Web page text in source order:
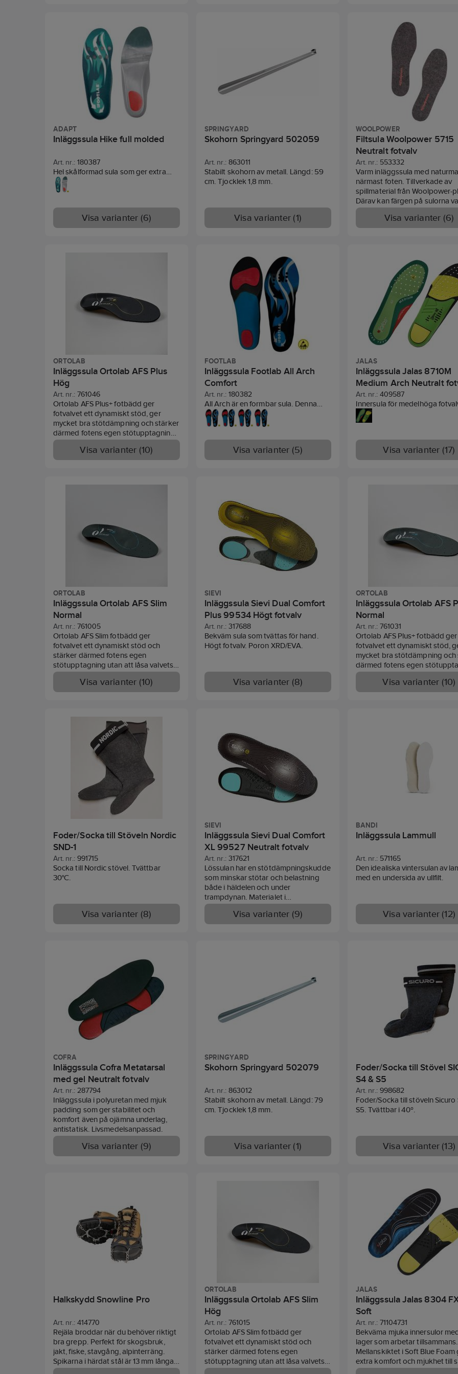
ADAPT
Inläggssula Hike full molded
Art. nr.: 180387
Hel skålformad sula som ger extra
avlastning för häl och mellanfot.
CellFoam. Temperatur, fukt och
neutralt fotvalv. Tvättbar i 40°C.
Livsmedelsanpassad.
Visa varianter (6)
SPRINGYARD
Skohorn Springyard 502059
Art. nr.: 863011
Stabilt skohorn av metall. Längd: 59
cm. Tjocklek 1,8 mm.
Visa varianter (1)
WOOLPOWER
Filtsula Woolpower 5715
Neutralt fotvalv
Art. nr.: 553332
Varm inläggssula med
närmast foten. Tillverkade av
spillmaterial från Woolpower-
Därav kan färgen på sulorna
Kombinera gärna med
merinoull. Tvättbar. Merinoullen
sulan motverkar dålig lukt.
Visa varianter (6)
ORTOLAB
Inläggssula Ortolab AFS Plus
Hög
Art. nr.: 761046
Ortolab AFS Plus+ fotbädd ger
fotvalvet ett dynamiskt stöd, ger
mycket bra stötdämpning och stärker
därmed fotens egen stötupptagning
utan att låsa valvets naturliga rörelse.
Har en dynamisk pelott
("framfotskudde") som stöd för det
Visa varianter (10)
FOOTLAB
Inläggssula Footlab All Arch
Comfort
Art. nr.: 180382
All Arch är en formbar sula. Denna
sula passar alla typer av fotvalv tack
vare att den är formbar. All arch är
trampdyna samt hälen. En stabil sula
med stötdämpning för ett bekvämare
steg. Du kan värma sulan för en bättre
Visa varianter (5)
JALAS
Inläggssula Jalas 8710M
Medium Arch Neutralt
Art. nr.: 409587
Innersula för medelhöga
Perfekt för dig som vill göra
Jalas® skor ännu säkrare och
stötdämpningszoner i
vilket minskar risken för skador
ökar bekvämligheten. Den är
Poron® XRD®.
Visa varianter (17)
ORTOLAB
Inläggssula Ortolab AFS Slim
Normal
Art. nr.: 761005
Ortolab AFS Slim fotbädd ger
fotvalvet ett dynamiskt stöd och
stärker därmed fotens egen
stötupptagning utan att låsa valvets
naturliga rörelse. Har en dynamisk
pelott ("framfotskudde") som stöd för
det främre fotvalvet. Passar dig med
med mindre plats.
Visa varianter (10)
SIEVI
Inläggssula Sievi Dual Comfort
Plus 99534 Högt fotvalv
Art. nr.: 317688
Bekväm sula som tvättas för hand.
Högt fotvalv. Poron XRD/EVA.
Visa varianter (8)
ORTOLAB
Inläggssula Ortolab AFS
Normal
Art. nr.: 761031
Ortolab AFS Plus+ fotbädd ger
fotvalvet ett dynamiskt stöd,
mycket bra stötdämpning och
därmed fotens egen
utan att låsa valvets naturliga
Har en dynamisk pelott
("framfotskudde") som stöd
häl. Formgjuten sula.
Visa varianter (10)
Foder/Socka till Stöveln Nordic
SND-1
Art. nr.: 991715
Socka till Nordic stövel. Tvättbar
30°C.
Visa varianter (8)
SIEVI
Inläggssula Sievi Dual Comfort
XL 99527 Neutralt fotvalv
Art. nr.: 317621
Lössulan har en stötdämpningskudde
som minskar stötar och belastning
både i häldelen och under
trampdynan. Materialet i
stötdämpningskudden, PORON, är
mycket hållbart och behåller sina
egenskaper utan att förstöras även
Visa varianter (9)
BANDI
Inläggssula Lammull
Art. nr.: 571165
Den idealiska vintersulan av
med en undersida av ullfilt.
Visa varianter (12)
COFRA
Inläggssula Cofra Metatarsal
med gel Neutralt fotvalv
Art. nr.: 287794
Inläggssula i polyuretan med mjuk
padding som ger stabilitet och
komfort även på ojämna underlag,
antistatisk. Livsmedelsanpassad.
Visa varianter (9)
SPRINGYARD
Skohorn Springyard 502079
Art. nr.: 863012
Stabilt skohorn av metall. Längd: 79
cm. Tjocklek 1,8 mm.
Visa varianter (1)
Foder/Socka till Stövel
S4 & S5
Art. nr.: 998682
Foder/Socka till stöveln Sicuro
S5. Tvättbar i 40º.
Visa varianter (13)
Halkskydd Snowline Pro
Art. nr.: 414770
Rejäla broddar när du behöver riktigt
bra grepp. Perfekt för skogsbruk,
jakt, fiske, stavgång, alpinterräng.
Spikarna i härdat stål är 13 mm långa
och ger säkert grepp på isiga och
ORTOLAB
Inläggssula Ortolab AFS Slim
Hög
Art. nr.: 761015
Ortolab AFS Slim fotbädd ger
fotvalvet ett dynamiskt stöd och
stärker därmed fotens egen
stötupptagning utan att låsa valvets
naturliga rörelse. Har en dynamisk
JALAS
Inläggssula Jalas 8304
Soft
Art. nr.: 71104731
Bekväma mjuka innersulor
lager som arbetar tillsammans.
Mellanskiktet i Soft Blue Foam
extra komfort och mjukhet till
Lagret med EVA ger ökad